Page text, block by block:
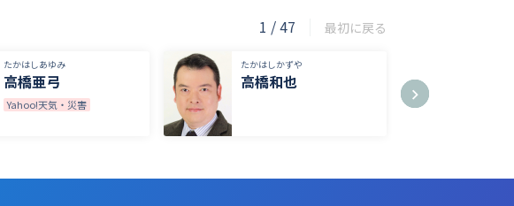
1 /47 最初に戻る
たかはしあゆみ
高橋亜弓
Yahoo!天気・災害
たかはしかずや
高橋和也